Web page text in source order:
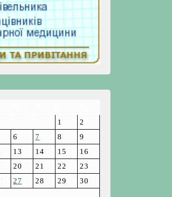
1
2
6 7 8
9
13 14 15
16
20 21 22
23
27 28 29
30